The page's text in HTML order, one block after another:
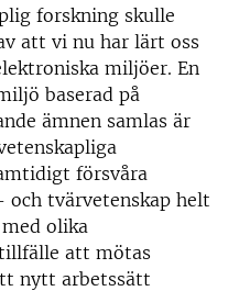
forskning skulle
att vi nu har lärt oss
miljöer. En
baserad på
ämnen samlas är
försvåra
tvärvetenskap helt
olika
att mötas
nytt arbetssätt